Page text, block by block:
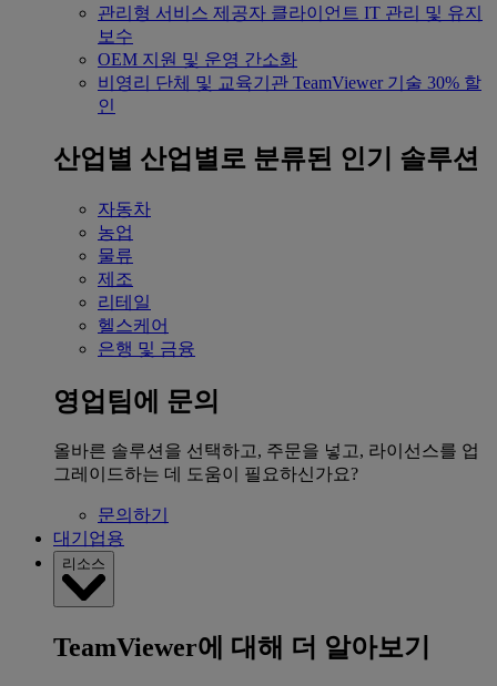
관리형 서비스 제공자 클라이언트 IT 관리 및 유지
보수
OEM 지원 및 운영 간소화
비영리 단체 및 교육기관 TeamViewer 기술 30% 할
인
산업별 산업별로 분류된 인기 솔루션
자동차
농업
물류
제조
리테일
헬스케어
은행 및 금융
영업팀에 문의
올바른 솔루션을 선택하고, 주문을 넣고, 라이선스를 업
그레이드하는 데 도움이 필요하신가요?
문의하기
대기업용
리소스
TeamViewer에 대해 더 알아보기